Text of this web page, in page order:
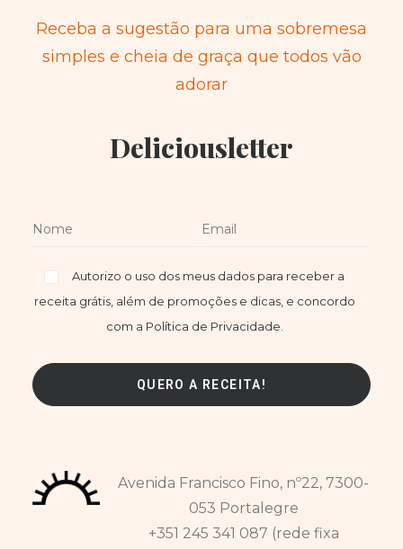
Receba a sugestão para uma sobremesa
simples e cheia de graça que todos vão
adorar
Deliciousletter
Autorizo o uso dos meus dados para receber a
receita grátis, além de promoções e dicas, e concordo
com a Política de Privacidade.
Avenida Francisco Fino, nº22, 7300-
053 Portalegre
+351 245 341 087 (rede fixa